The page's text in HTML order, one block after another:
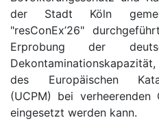
der Stadt Köln
"resConEx’26"
Erprobung der
des Europäischen
(UCPM) bei verheerenden
eingesetzt werden kann.